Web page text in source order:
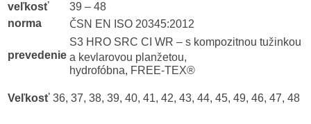
veľkosť
39 – 48
norma
ČSN EN ISO 20345:2012
prevedenie
S3 HRO SRC CI WR – s kompozitnou tužinkou
a kevlarovou planžetou,
hydrofóbna, FREE-TEX®
Veľkosť 36, 37, 38, 39, 40, 41, 42, 43, 44, 45, 49, 46, 47, 48